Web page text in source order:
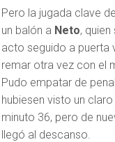
Pero la jugada clave
un balón a Neto,
acto seguido a puerta
remar otra vez con el
Pudo empatar de
hubiesen visto un
minuto 36, pero de
llegó al descanso.